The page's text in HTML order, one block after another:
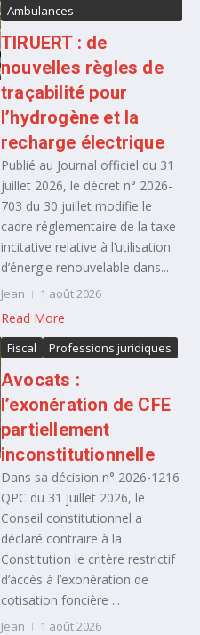
Ambulances
TIRUERT : de
nouvelles règles de
traçabilité pour
l’hydrogène et la
recharge électrique
Publié au Journal officiel du 31
juillet 2026, le décret n° 2026-
703 du 30 juillet modifie le
cadre réglementaire de la taxe
incitative relative à l’utilisation
d’énergie renouvelable dans...
Jean 1 août 2026
Read More
Fiscal Professions juridiques
Avocats :
l’exonération de CFE
partiellement
inconstitutionnelle
Dans sa décision n° 2026-1216
QPC du 31 juillet 2026, le
Conseil constitutionnel a
déclaré contraire à la
Constitution le critère restrictif
d’accès à l’exonération de
cotisation foncière ...
Jean 1 août 2026